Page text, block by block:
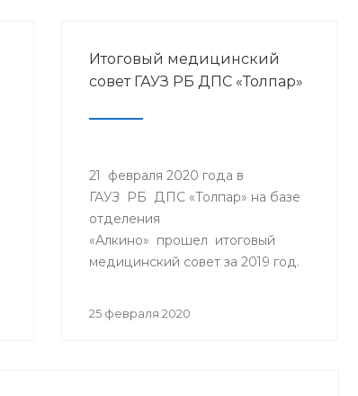
Итоговый медицинский
совет ГАУЗ РБ ДПС «Толпар»
21 февраля 2020 года в
ГАУЗ РБ ДПС «Толпар» на базе
отделения
«Алкино» прошел итоговый
медицинский совет за 2019 год.
25 февраля 2020